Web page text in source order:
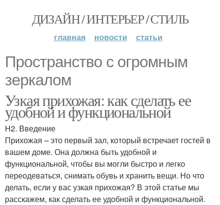
ДИЗАЙН / ИНТЕРЬЕР / СТИЛЬ
главная новости статьи
Пространство с огромным
зеркалом
Узкая прихожая: как сделать ее
удобной и функциональной
H2. Введение
Прихожая – это первый зал, который встречает гостей в
вашем доме. Она должна быть удобной и
функциональной, чтобы вы могли быстро и легко
переодеваться, снимать обувь и хранить вещи. Но что
делать, если у вас узкая прихожая? В этой статье мы
расскажем, как сделать ее удобной и функциональной.